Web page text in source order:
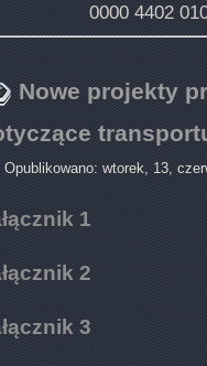
0000 4402
Nowe projekty
Opublikowano: wtorek, 13,
1
2
3